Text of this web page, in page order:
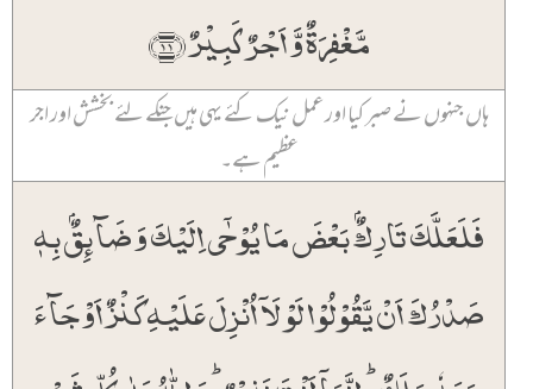
مَّغۡفِرَۃٌ وَّ اَجۡرٌ کَبِیۡرٌ ﴿۱۱﴾
ہاں جنہوں نے صبر کیا اور عمل نیک کئے یہی ہیں جنکے لئے بخشش اور اجر
عظیم ہے۔
فَلَعَلَّکَ تَارِکٌۢ بَعۡضَ مَا یُوۡحٰۤی اِلَیۡکَ وَ ضَآئِقٌۢ بِہٖ
صَدۡرُکَ اَنۡ یَّقُوۡلُوۡا لَوۡ لَاۤ اُنۡزِلَ عَلَیۡہِ کَنۡزٌ اَوۡ جَآءَ